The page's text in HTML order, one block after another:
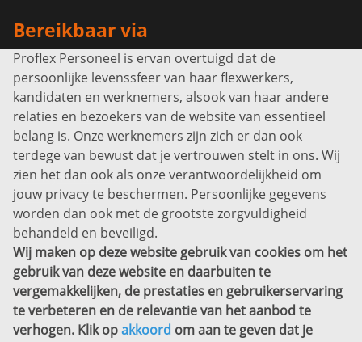
Bereikbaar via
Info@proflexpersoneel.nl
Bel ons:+31 (0)85 0450040
Prins Willem-Alexanderlaan 301
7311 SW Apeldoorn
Disclaimer
Privacyverklaring
Sitemap
Copyright
Bekijk ook eens
Proflex Personeel is ervan overtuigd dat de
persoonlijke levenssfeer van haar flexwerkers,
kandidaten en werknemers, alsook van haar andere
relaties en bezoekers van de website van essentieel
belang is. Onze werknemers zijn zich er dan ook
terdege van bewust dat je vertrouwen stelt in ons. Wij
zien het dan ook als onze verantwoordelijkheid om
jouw privacy te beschermen. Persoonlijke gegevens
worden dan ook met de grootste zorgvuldigheid
behandeld en beveiligd.
Wij maken op deze website gebruik van cookies om het
gebruik van deze website en daarbuiten te
vergemakkelijken, de prestaties en gebruikerservaring
te verbeteren en de relevantie van het aanbod te
verhogen. Klik opakkoord om aan te geven dat je